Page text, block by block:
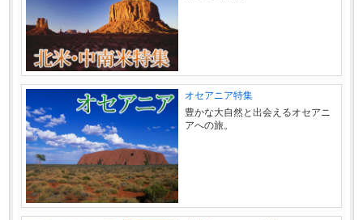
オセアニア特集
豊かな大自然と出会えるオセアニ
アへの旅。